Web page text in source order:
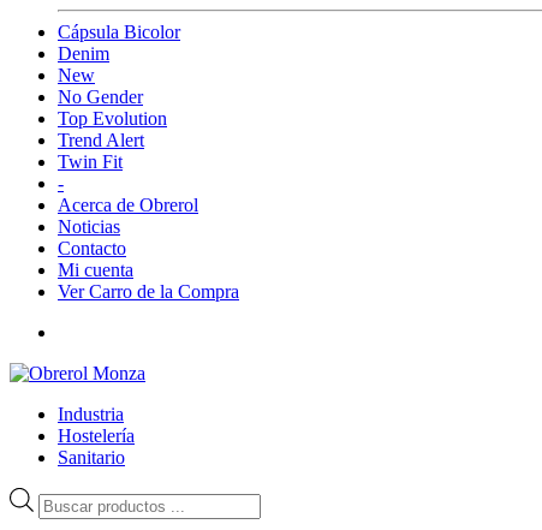
Cápsula Bicolor
Denim
New
No Gender
Top Evolution
Trend Alert
Twin Fit
-
Acerca de Obrerol
Noticias
Contacto
Mi cuenta
Ver Carro de la Compra
Industria
Hostelería
Sanitario
Búsqueda
de